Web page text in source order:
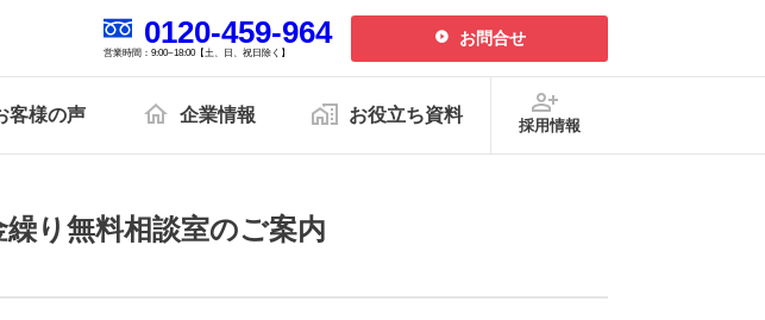
0120-459-964
営業時間：9:00~18:00【土、日、祝日除く】
お問合せ
客様の声 企業情報 お役立ち資料
採用情報
覧
繰り無料相談室のご案内